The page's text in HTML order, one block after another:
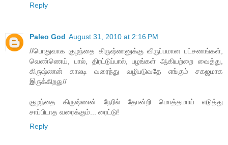
Reply
Paleo God August 31, 2010 at 2:16 PM
//பொதுவாக குழந்தை கிருஷ்ணனுக்கு விருப்பமான பட்சணங்கள்,
வெண்ணெய், பால், திரட்டுப்பால், பழங்கள் ஆகியற்றை வைத்து,
கிருஷ்ணன் காலடி வரைந்து வழிபடுவதே எங்கும் சகஜமாக
இருக்கிறது//
குழந்தை கிருஷ்ணன் நேரில் தோன்றி மொத்தமாய் எடுத்து
சாப்பிடாத வரைக்கும்... ரைட்டு!
Reply